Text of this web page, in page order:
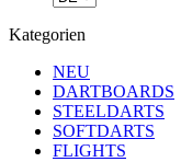
Kategorien
NEU
DARTBOARDS
STEELDARTS
SOFTDARTS
FLIGHTS